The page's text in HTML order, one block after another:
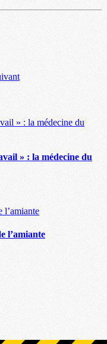
» : la médecine du
l’amiante